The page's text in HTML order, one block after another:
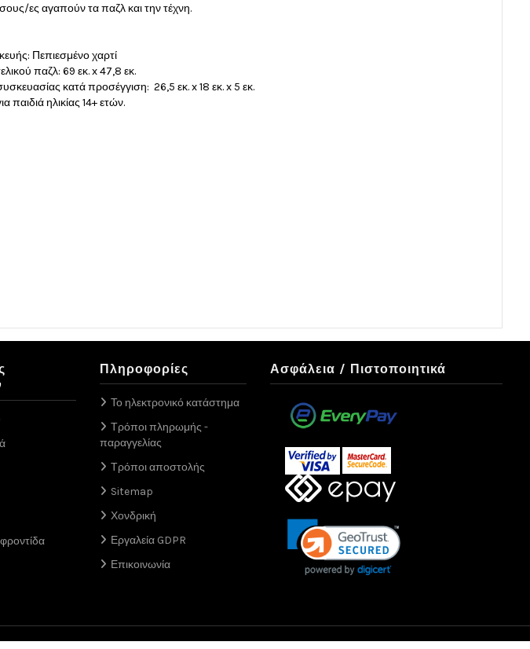
ες αγαπούν τα παζλ και την τέχνη.
Πεπιεσμένο χαρτί
παζλ: 69 εκ. x 47,8 εκ.
κατά προσέγγιση: 26,5 εκ. x 18 εκ. x 5 εκ.
παιδιά ηλικίας 14+ ετών.
Πληροφορίες
Το ηλεκτρονικό κατάστημα
Τρόποι πληρωμής -
παραγγελίας
Τρόποι αποστολής
Sitemap
Χονδρική
Εργαλεία GDPR
Επικοινωνία
Ασφάλεια / Πιστοποιητικά